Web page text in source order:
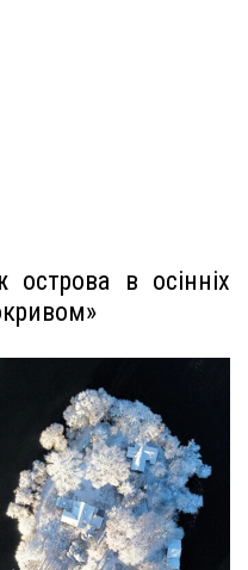
в осінніх